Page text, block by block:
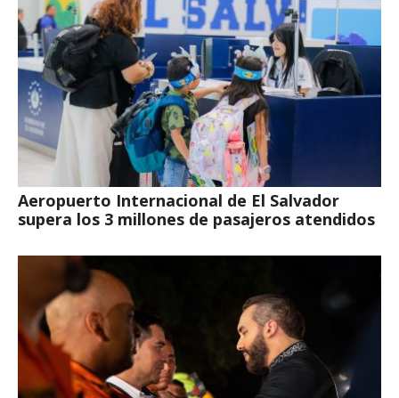
Aeropuerto Internacional de El Salvador
supera los 3 millones de pasajeros atendidos